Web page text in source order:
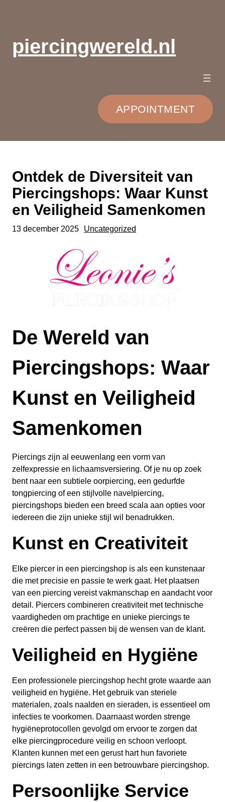
inhoudpiercingwereld.nl
APPOINTMENT
Ontdek de Diversiteit van
Piercingshops: Waar Kunst
en Veiligheid Samenkomen
13 december 2025 Uncategorized
De Wereld van
Piercingshops: Waar
Kunst en Veiligheid
Samenkomen
Piercings zijn al eeuwenlang een vorm van
zelfexpressie en lichaamsversiering. Of je nu op zoek
bent naar een subtiele oorpiercing, een gedurfde
tongpiercing of een stijlvolle navelpiercing,
piercingshops bieden een breed scala aan opties voor
iedereen die zijn unieke stijl wil benadrukken.
Kunst en Creativiteit
Elke piercer in een piercingshop is als een kunstenaar
die met precisie en passie te werk gaat. Het plaatsen
van een piercing vereist vakmanschap en aandacht voor
detail. Piercers combineren creativiteit met technische
vaardigheden om prachtige en unieke piercings te
creëren die perfect passen bij de wensen van de klant.
Veiligheid en Hygiëne
Een professionele piercingshop hecht grote waarde aan
veiligheid en hygiëne. Het gebruik van steriele
materialen, zoals naalden en sieraden, is essentieel om
infecties te voorkomen. Daarnaast worden strenge
hygiëneprotocollen gevolgd om ervoor te zorgen dat
elke piercingprocedure veilig en schoon verloopt.
Klanten kunnen met een gerust hart hun favoriete
piercings laten zetten in een betrouwbare piercingshop.
Persoonlijke Service